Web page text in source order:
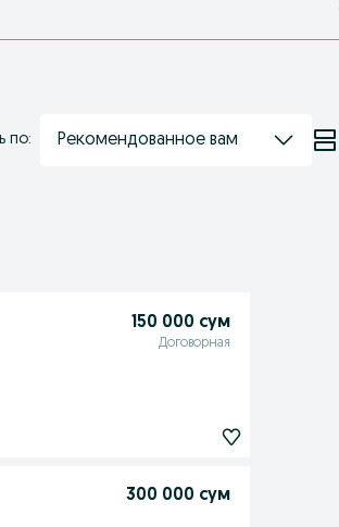
по: Рекомендованное вам
150 000 сум
Договорная
300 000 сум